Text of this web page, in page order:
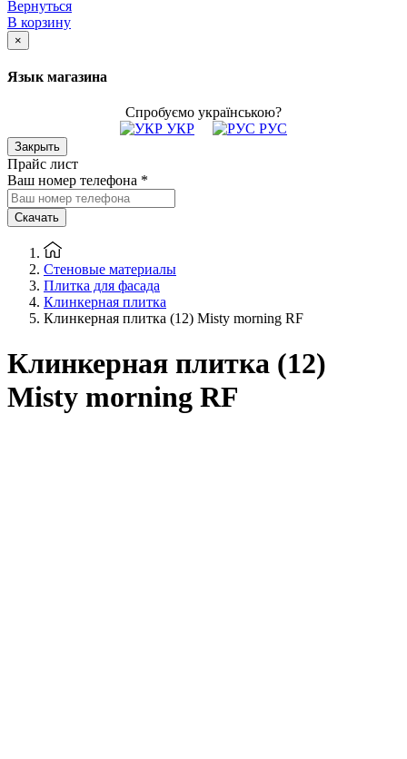
Вернуться
В корзину
×
Язык магазина
Спробуємо українською?
УКР
РУС
Закрыть
Прайс лист
Ваш номер телефона *
Скачать
Стеновые материалы
Плитка для фасада
Клинкерная плитка
Клинкерная плитка (12) Misty morning RF
Клинкерная плитка (12)
Misty morning RF